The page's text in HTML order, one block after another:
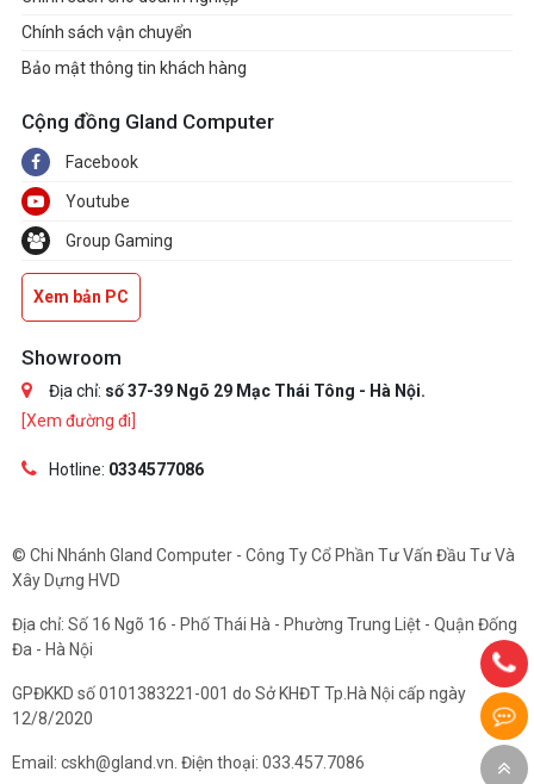
Chính sách vận chuyển
Bảo mật thông tin khách hàng
Cộng đồng Gland Computer
Facebook
Youtube
Group Gaming
Xem bản PC
Showroom
Địa chỉ: số 37-39 Ngõ 29 Mạc Thái Tông - Hà Nội.
[Xem đường đi]
Hotline: 0334577086
© Chi Nhánh Gland Computer - Công Ty Cổ Phần Tư Vấn Đầu Tư Và
Xây Dựng HVD
Địa chỉ: Số 16 Ngõ 16 - Phố Thái Hà - Phường Trung Liệt - Quận Đống
Đa - Hà Nội
GPĐKKD số 0101383221-001 do Sở KHĐT Tp.Hà Nội cấp ngày
12/8/2020
Email: cskh@gland.vn. Điện thoại: 033.457.7086